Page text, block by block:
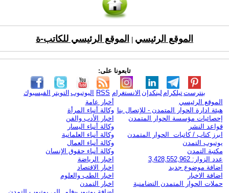
الموقع الرئيسي الموقع الرئيسي للكاتب-ة
تابعونا على:
الفيسبوك التويتر اليوتيوب RSS الانستغرام لينكدإن تيلكرامبنترست
الموقع الرئيسي
هيئة ادارة الحوار المتمدن - للإتصال بنا
إحصائيات مؤسسة الحوار المتمدن
قواعد النشر
ابرز كتاب / كاتبات الحوار المتمدن
يوتيوب التمدن
مكتبة التمدن
عدد الزوار: 3,428,552,962
اضافة موضوع جديد
اضافة الاخبار
حملات الحوار المتمدن التضامنية
أخبار عامة
وكالة أنباء المرأة
اخبار الأدب والفن
وكالة أنباء اليسار
وكالة أنباء العلمانية
وكالة أنباء العمال
وكالة أنباء حقوق الإنسان
اخبار الرياضة
اخبار الاقتصاد
اخبار الطب والعلوم
اخبار التمدن